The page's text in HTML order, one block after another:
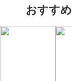
おすす